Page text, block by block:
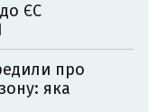
ЄС
про
яка